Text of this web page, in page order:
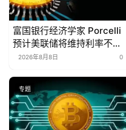
富国银行经济学家 Porcelli
预计美联储将维持利率不变
至 2026 年
2026年8月8日 0
专题